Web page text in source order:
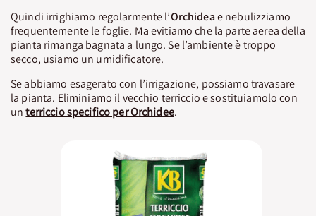
Quindi irrighiamo regolarmente l’Orchideae nebulizziamo
frequentemente le foglie. Ma evitiamo che la parte aerea della
pianta rimanga bagnata a lungo. Se l’ambiente è troppo
secco, usiamo un umidificatore.
Se abbiamo esagerato con l’irrigazione, possiamo travasare
la pianta. Eliminiamo il vecchio terriccio e sostituiamolo con
unterriccio specifico per Orchidee.